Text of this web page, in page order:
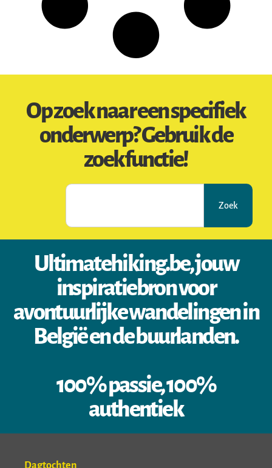
Op zoek naar een specifiek
onderwerp? Gebruik de
zoekfunctie!
Zoek
Ultimatehiking.be, jouw
inspiratiebron voor
avontuurlijke wandelingen in
België en de buurlanden.
100% passie, 100%
authentiek
Dagtochten